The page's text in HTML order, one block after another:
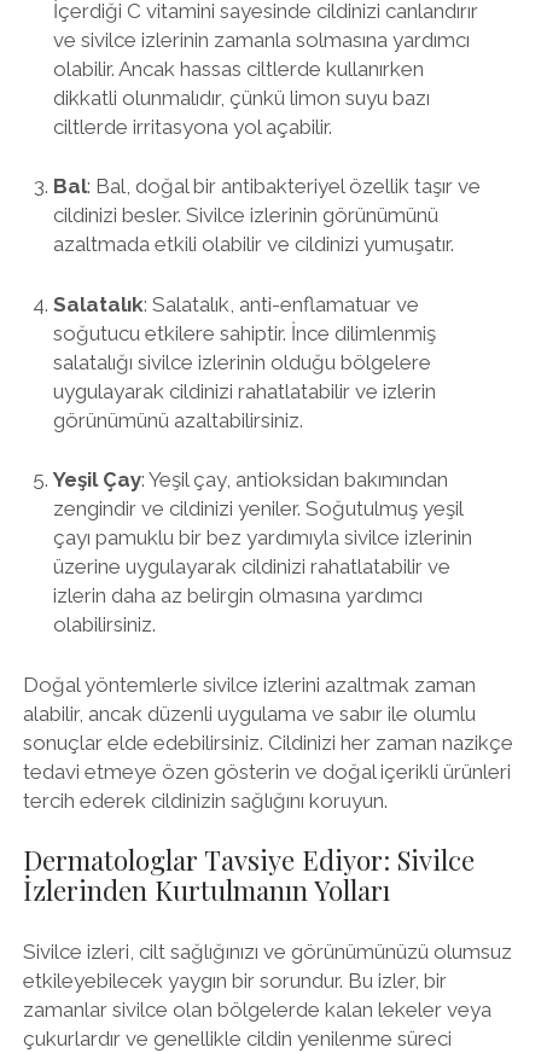
İçerdiği C vitamini sayesinde cildinizi canlandırır
ve sivilce izlerinin zamanla solmasına yardımcı
olabilir. Ancak hassas ciltlerde kullanırken
dikkatli olunmalıdır, çünkü limon suyu bazı
ciltlerde irritasyona yol açabilir.
Bal: Bal, doğal bir antibakteriyel özellik taşır ve
cildinizi besler. Sivilce izlerinin görünümünü
azaltmada etkili olabilir ve cildinizi yumuşatır.
Salatalık: Salatalık, anti-enflamatuar ve
soğutucu etkilere sahiptir. İnce dilimlenmiş
salatalığı sivilce izlerinin olduğu bölgelere
uygulayarak cildinizi rahatlatabilir ve izlerin
görünümünü azaltabilirsiniz.
Yeşil Çay: Yeşil çay, antioksidan bakımından
zengindir ve cildinizi yeniler. Soğutulmuş yeşil
çayı pamuklu bir bez yardımıyla sivilce izlerinin
üzerine uygulayarak cildinizi rahatlatabilir ve
izlerin daha az belirgin olmasına yardımcı
olabilirsiniz.
Doğal yöntemlerle sivilce izlerini azaltmak zaman
alabilir, ancak düzenli uygulama ve sabır ile olumlu
sonuçlar elde edebilirsiniz. Cildinizi her zaman nazikçe
tedavi etmeye özen gösterin ve doğal içerikli ürünleri
tercih ederek cildinizin sağlığını koruyun.
Dermatologlar Tavsiye Ediyor: Sivilce
İzlerinden Kurtulmanın Yolları
Sivilce izleri, cilt sağlığınızı ve görünümünüzü olumsuz
etkileyebilecek yaygın bir sorundur. Bu izler, bir
zamanlar sivilce olan bölgelerde kalan lekeler veya
çukurlardır ve genellikle cildin yenilenme süreci